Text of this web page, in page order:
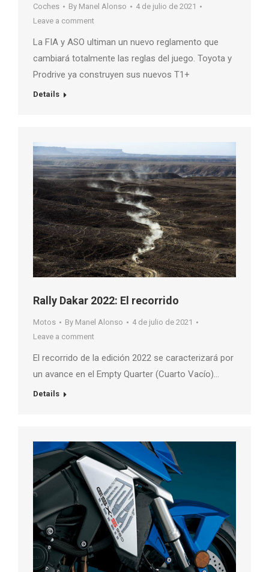
Coches By Manel Alonso
4 de julio de 2021
Leave a comment
La FIA y ASO ultiman un nuevo reglamento que
cambiará totalmente las reglas del juego. Toyota y
Prodrive ya construyen sus nuevos T1+
Details
Rally Dakar 2022: El recorrido
Motos By Manel Alonso
4 de julio de 2021
Leave a comment
El recorrido de la edición 2022 se caracterizará por
un avance en el Empty Quarter (Cuarto Vacío)…
Details